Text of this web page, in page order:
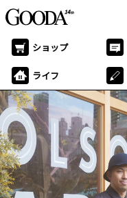
ショップ
ライフ